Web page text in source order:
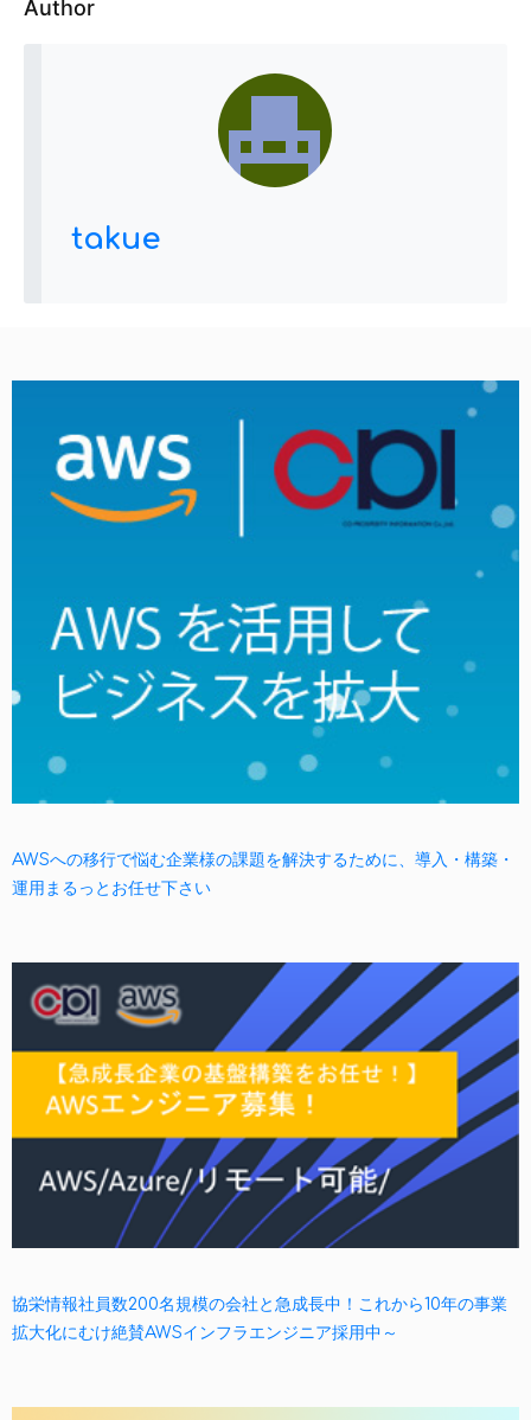
AWSへの移行で悩む企業様の課題を解決するために、導入・構築・
運用まるっとお任せ下さい
協栄情報社員数200名規模の会社と急成長中！これから10年の事業
拡大化にむけ絶賛AWSインフラエンジニア採用中～
Author
takue